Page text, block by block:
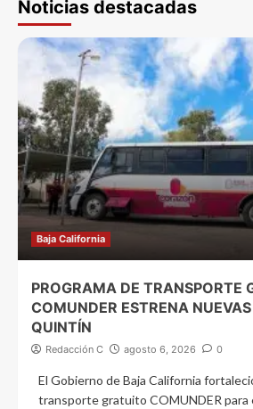
Noticias destacadas
Baja California
PROGRAMA DE TRANSPORTE
COMUNDER ESTRENA
QUINTÍN
Redacción C agosto 6, 2026 0
El Gobierno de Baja California
transporte gratuito COMUNDER para